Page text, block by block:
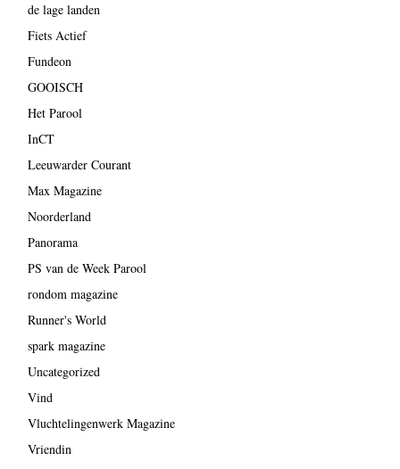
de lage landen
Fiets Actief
Fundeon
GOOISCH
Het Parool
InCT
Leeuwarder Courant
Max Magazine
Noorderland
Panorama
PS van de Week Parool
rondom magazine
Runner's World
spark magazine
Uncategorized
Vind
Vluchtelingenwerk Magazine
Vriendin